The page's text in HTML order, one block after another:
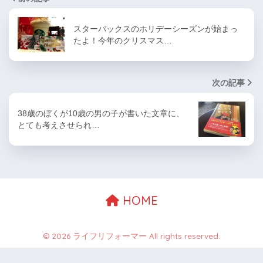
スターバックスのホリデーシーズンが始まっ
たよ！今年のクリスマス…
次の記事
38歳のぼくが10歳の男の子が書いた文章に、
とても考えさせられ…
HOME
© 2026 ライフリフォーマー All rights reserved.